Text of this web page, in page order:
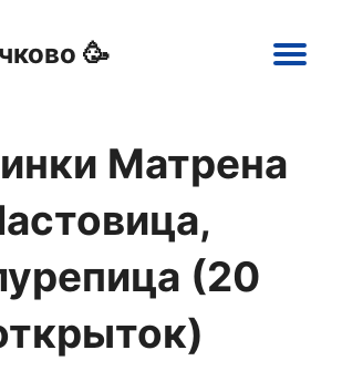
🥳
Открытки
Картинки
Шаблоны
ПраздникиМатрена
(20